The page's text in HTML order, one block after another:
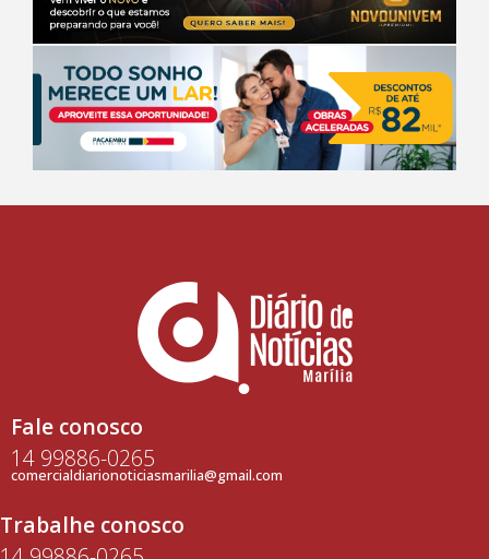
Fale conosco
14 99886-0265
comercialdiarionoticiasmarilia@gmail.com
Trabalhe conosco